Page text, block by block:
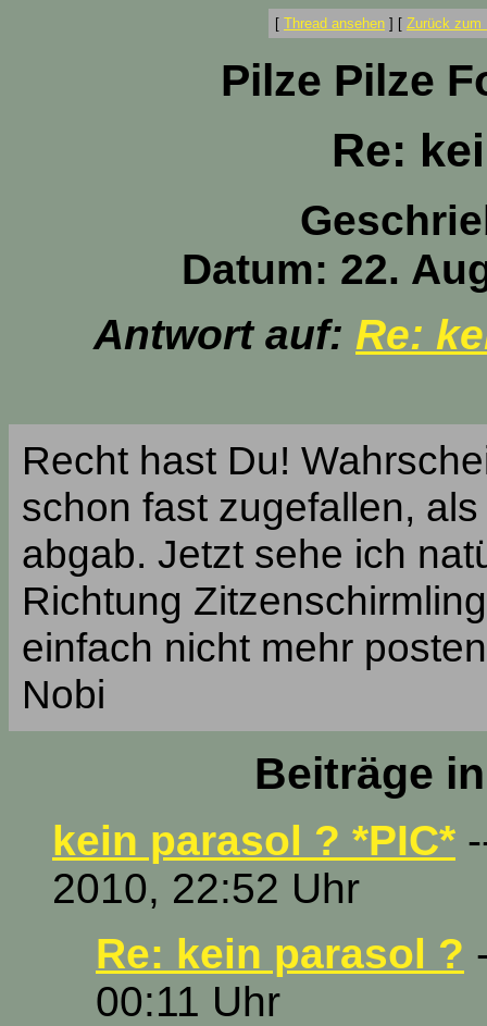
[ Thread ansehen ] [ Zurück zum
Pilze Pilze
Re:
Datum: 22.
Antwort auf: Re:
Recht hast Du!
schon fast zugefallen,
abgab. Jetzt sehe ich
Richtung
einfach nicht mehr
Nobi
Beiträge
kein parasol ? *PIC*
2010, 22:52 Uhr
Re: kein parasol ?
00:11 Uhr